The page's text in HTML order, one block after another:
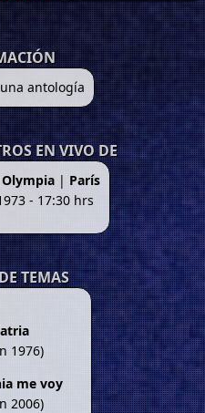
antología
EN VIVO DE
| París
- 17:30 hrs
TEMAS
1976)
me voy
2006)